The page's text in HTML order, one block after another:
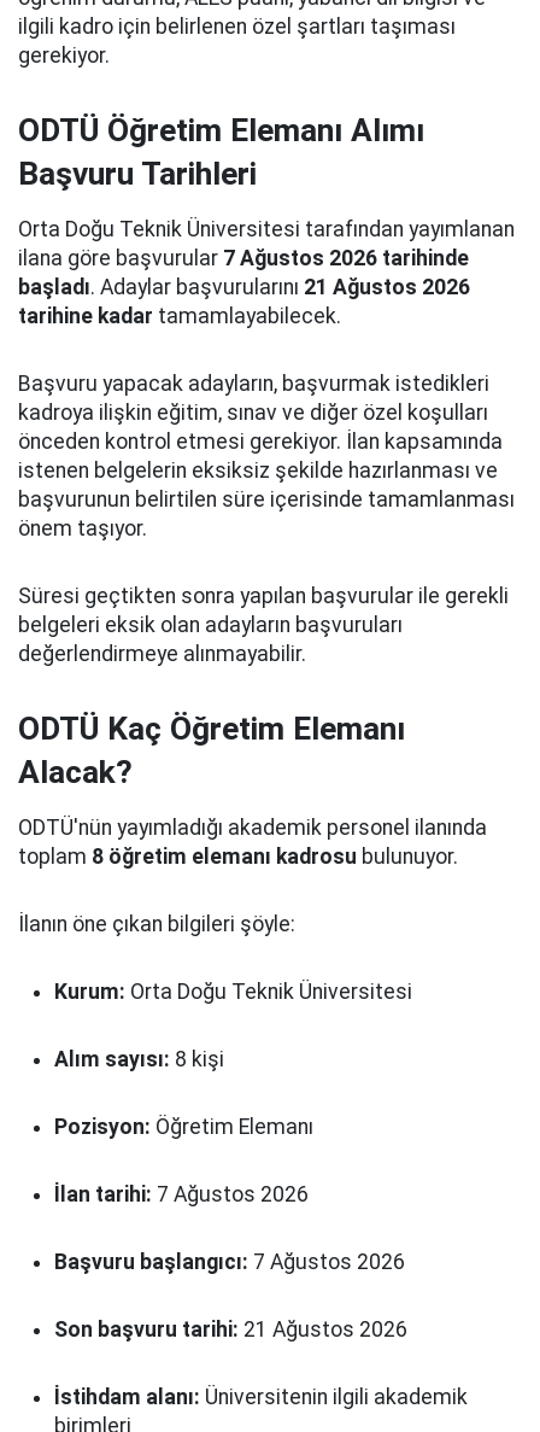
ilgili kadro için belirlenen özel şartları taşıması
gerekiyor.
ODTÜ Öğretim Elemanı Alımı
Başvuru Tarihleri
Orta Doğu Teknik Üniversitesi tarafından yayımlanan
ilana göre başvurular 7 Ağustos 2026 tarihinde
başladı. Adaylar başvurularını 21 Ağustos 2026
tarihine kadar tamamlayabilecek.
Başvuru yapacak adayların, başvurmak istedikleri
kadroya ilişkin eğitim, sınav ve diğer özel koşulları
önceden kontrol etmesi gerekiyor. İlan kapsamında
istenen belgelerin eksiksiz şekilde hazırlanması ve
başvurunun belirtilen süre içerisinde tamamlanması
önem taşıyor.
Süresi geçtikten sonra yapılan başvurular ile gerekli
belgeleri eksik olan adayların başvuruları
değerlendirmeye alınmayabilir.
ODTÜ Kaç Öğretim Elemanı
Alacak?
ODTÜ'nün yayımladığı akademik personel ilanında
toplam 8 öğretim elemanı kadrosu bulunuyor.
İlanın öne çıkan bilgileri şöyle:
Kurum: Orta Doğu Teknik Üniversitesi
Alım sayısı: 8 kişi
Pozisyon: Öğretim Elemanı
İlan tarihi: 7 Ağustos 2026
Başvuru başlangıcı: 7 Ağustos 2026
Son başvuru tarihi: 21 Ağustos 2026
İstihdam alanı: Üniversitenin ilgili akademik
birimleri